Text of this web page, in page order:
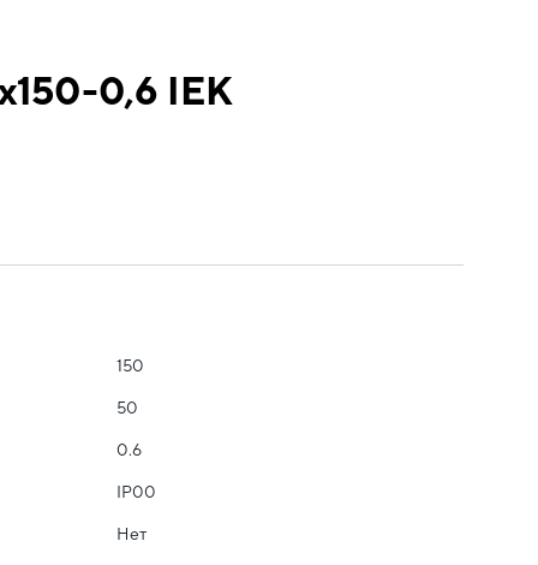
0,6 IEK
150
50
0.6
IP00
Нет